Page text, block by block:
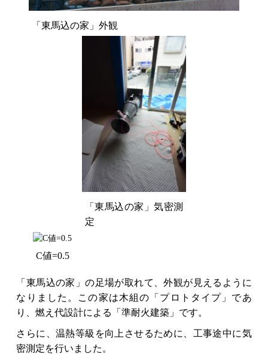
「東馬込の家」外観
「東馬込の家」気密測
定
C値=0.5
「東馬込の家」の足場が取れて、外観が見えるように
なりました。この家は木組の「プロトタイプ」であ
り、燃え代設計による「準耐火建築」です。
さらに、温熱等級を向上させるために、工事途中に気
密測定を行いました。